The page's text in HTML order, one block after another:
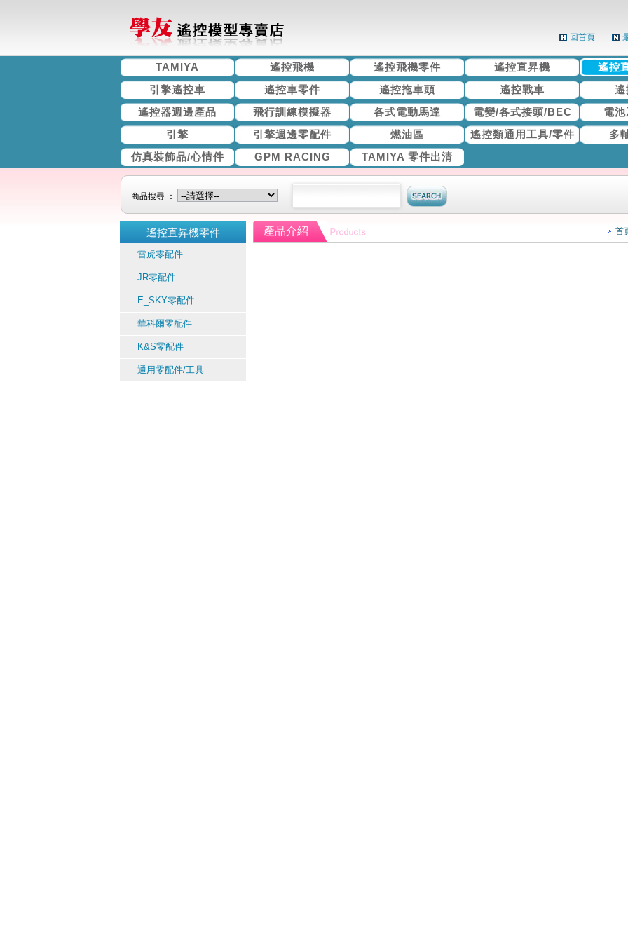
回首頁
TAMIYA 遙控飛機 遙控飛機零件 遙控直昇機
遙控
引擎遙控車
遙控車零件 遙控拖車頭 遙控戰車
遙
遙控器週邊產品
飛行訓練模擬器 各式電動馬達 電變/各式接頭/BEC
電
引擎
引擎週邊零配件 燃油區 遙控類通用工具/零件
多
仿真裝飾品/心情件
GPM RACING TAMIYA 零件出清
商品搜尋 ：
遙控直昇機零件
雷虎零配件
JR零配件
E_SKY零配件
華科爾零配件
K&S零配件
通用零配件/工具
產品介紹 首